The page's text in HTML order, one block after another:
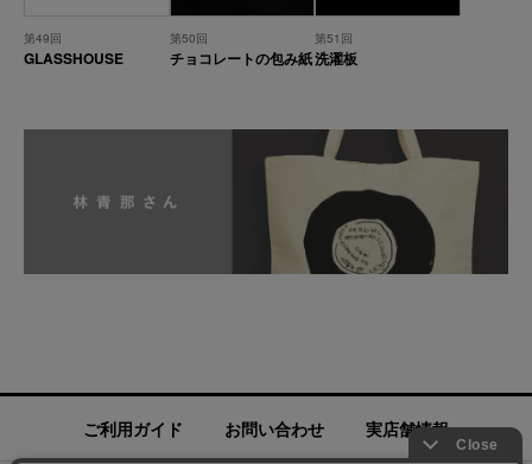
第49回
GLASSHOUSE
第50回
チョコレートの包み紙
第51回
洗濯板
ご利用ガイド お問い合わせ 実店舗情報